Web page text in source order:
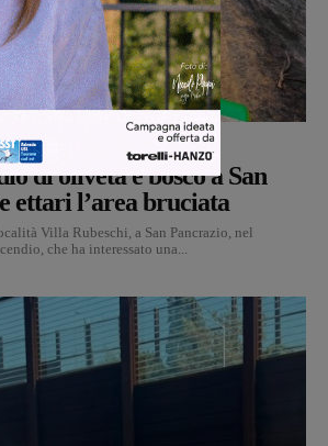
-7 Agosto 2026
di oliveta e bosco a San
ettari l’area bruciata
Villa Rubeschi, a San Pancrazio, nel
che ha interessato una...